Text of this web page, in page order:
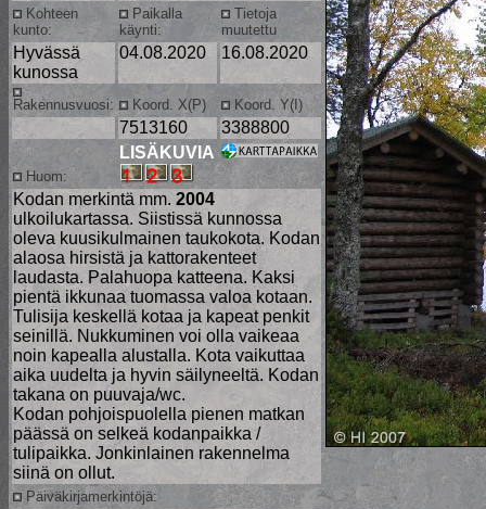
Kohteen
kunto:
Paikalla
käynti:
Tietoja
muutettu
Hyvässä
kunossa
04.08.2020 16.08.2020
Rakennusvuosi: Koord. X(P) Koord. Y(I)
7513160 3388800
Huom:
LISÄKUVIA
Kodan merkintä mm. 2004
ulkoilukartassa. Siistissä kunnossa
oleva kuusikulmainen taukokota. Kodan
alaosa hirsistä ja kattorakenteet
laudasta. Palahuopa katteena. Kaksi
pientä ikkunaa tuomassa valoa kotaan.
Tulisija keskellä kotaa ja kapeat penkit
seinillä. Nukkuminen voi olla vaikeaa
noin kapealla alustalla. Kota vaikuttaa
aika uudelta ja hyvin säilyneeltä. Kodan
takana on puuvaja/wc.
Kodan pohjoispuolella pienen matkan
päässä on selkeä kodanpaikka /
tulipaikka. Jonkinlainen rakennelma
siinä on ollut.
Päiväkirjamerkintöjä: